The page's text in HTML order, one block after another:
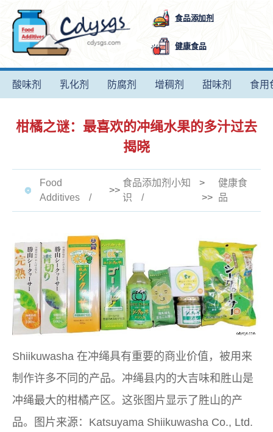
食品添加剂
健康食品
酸味剂 乳化剂 防腐剂 增稠剂 甜味剂 食用
柑橘之谜：最喜欢的冲绳水果的多汁过去
揭晓
Food
Additives
>>
食品添加剂小知
识
>
>>
健康食
品
Shiikuwasha 在冲绳具有重要的商业价值，被用来
制作许多不同的产品。冲绳县内的大吉味和胜山是
冲绳最大的柑橘产区。这张图片显示了胜山的产
品。图片来源：Katsuyama Shiikuwasha Co., Ltd.